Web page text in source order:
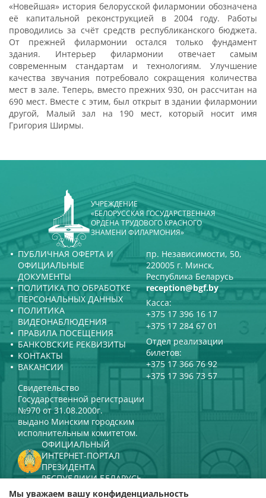
«Новейшая» история белорусской филармонии обозначена
её капитальной реконструкцией в 2004 году. Работы
проводились за счёт средств республиканского бюджета.
От прежней филармонии остался только фундамент
здания. Интерьер филармонии отвечает самым
современным стандартам и технологиям. Улучшение
качества звучания потребовало сокращения количества
мест в зале. Теперь, вместо прежних 930, он рассчитан на
690 мест. Вместе с этим, был открыт в здании филармонии
другой, Малый зал на 190 мест, который носит имя
Григория Ширмы.
УЧРЕЖДЕНИЕ
«БЕЛОРУССКАЯ ГОСУДАРСТВЕННАЯ
ОРДЕНА ТРУДОВОГО КРАСНОГО
ЗНАМЕНИ ФИЛАРМОНИЯ»
ПУБЛИЧНАЯ ОФЕРТА И
ОФИЦИАЛЬНЫЕ
ДОКУМЕНТЫ
ПОЛИТИКА ПО ОБРАБОТКЕ
ПЕРСОНАЛЬНЫХ ДАННЫХ
ПОЛИТИКА
ВИДЕОНАБЛЮДЕНИЯ
ПРАВИЛА ПОСЕЩЕНИЯ
БАНКОВСКИЕ РЕКВИЗИТЫ
КОНТАКТЫ
ВАКАНСИИ
пр. Независимости, 50,
220005 г. Минск,
Республика Беларусь
reception@bgf.by
Касса:
+375 17 396 16 17
+375 17 284 67 01
Отдел реализации
билетов:
+375 17 366 76 92
+375 17 396 73 57
Свидетельство
Государственной регистрации
№970 от 31.08.2000г.
выдано Минским городским
исполнительным комитетом.
ОФИЦИАЛЬНЫЙ
ИНТЕРНЕТ-ПОРТАЛ
ПРЕЗИДЕНТА
РЕСПУБЛИКИ БЕЛАРУСЬ
МИНИСТЕРСТВО КУЛЬТУРЫ
Мы уважаем вашу конфиденциальность